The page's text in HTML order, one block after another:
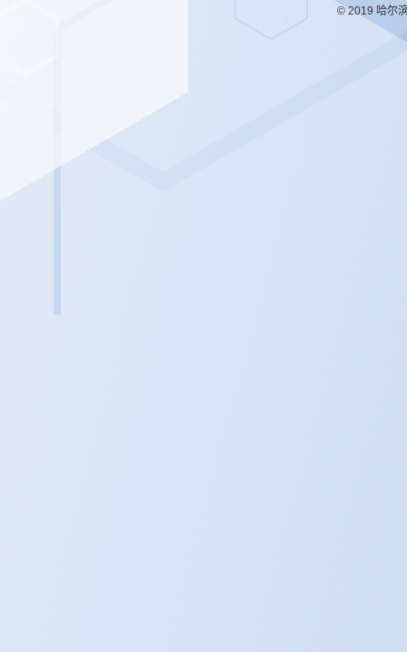
© 2019 哈尔